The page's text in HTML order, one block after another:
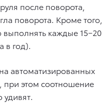
после поворота,
поворота. Кроме того,
каждые 15−20
в год).
автоматизированных
при этом соотношение
удивят.